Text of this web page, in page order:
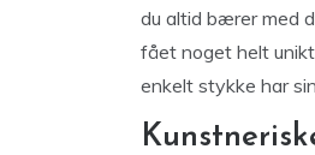
du altid bærer med
fået noget helt
enkelt stykke har